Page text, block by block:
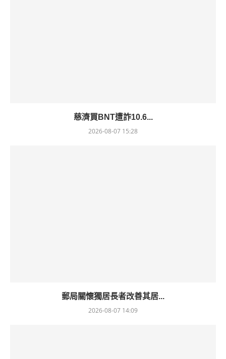
慈濟買BNT遭詐10.6...
2026-08-07 15:28
郵局關懷獨居長者改善其居...
2026-08-07 14:09